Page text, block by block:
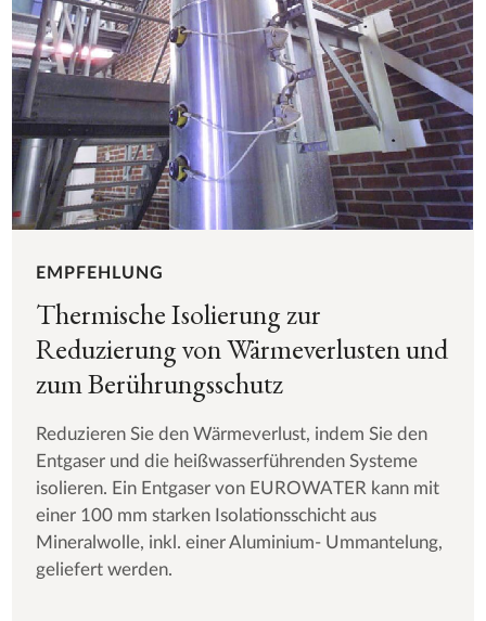
EMPFEHLUNG
Thermische Isolierung zur
Reduzierung von Wärmeverlusten und
zum Berührungsschutz
Reduzieren Sie den Wärmeverlust, indem Sie den
Entgaser und die heißwasserführenden Systeme
isolieren. Ein Entgaser von EUROWATER kann mit
einer 100 mm starken Isolationsschicht aus
Mineralwolle, inkl. einer Aluminium- Ummantelung,
geliefert werden.